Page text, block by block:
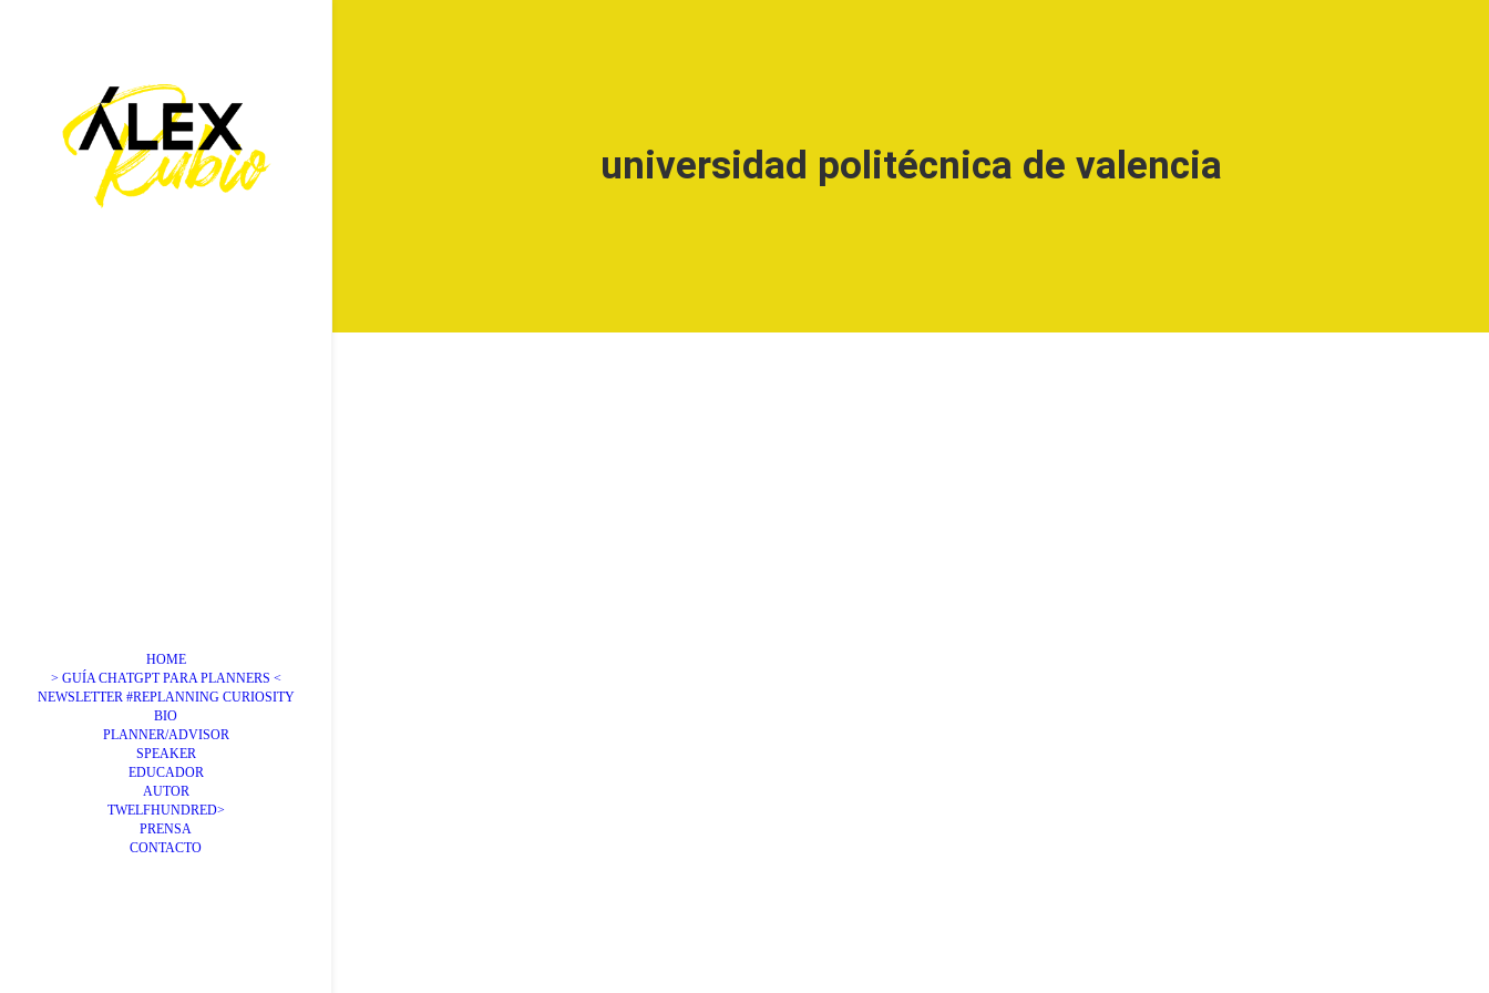
HOME
> GUÍA CHATGPT PARA PLANNERS <
NEWSLETTER #REPLANNING CURIOSITY
BIO
PLANNER/ADVISOR
SPEAKER
EDUCADOR
AUTOR
TWELFHUNDRED>
PRENSA
CONTACTO
universidad politécnica de valencia